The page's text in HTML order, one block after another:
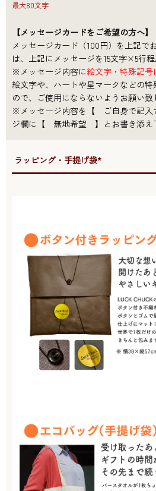
最大80文字
【メッセージカードをご希望の方へ】
メッセージカード（100円）を上記で
は、上記にメッセージを15文字×5行程
※メッセージ内容に絵文字・特殊記
絵文字や、ハートや星マークなどの
ので、ご使用にならないようお願い致
※メッセージ内容を【 ご自身で記
ジ欄に【 無地希望 】とお書き添え
●ラッピング・手提げ袋*